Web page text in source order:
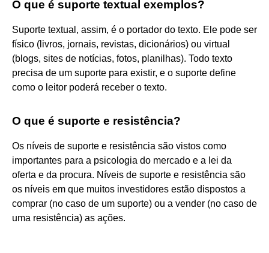
O que é suporte textual exemplos?
Suporte textual, assim, é o portador do texto. Ele pode ser
físico (livros, jornais, revistas, dicionários) ou virtual
(blogs, sites de notícias, fotos, planilhas). Todo texto
precisa de um suporte para existir, e o suporte define
como o leitor poderá receber o texto.
O que é suporte e resistência?
Os níveis de suporte e resistência são vistos como
importantes para a psicologia do mercado e a lei da
oferta e da procura. Níveis de suporte e resistência são
os níveis em que muitos investidores estão dispostos a
comprar (no caso de um suporte) ou a vender (no caso de
uma resistência) as ações.